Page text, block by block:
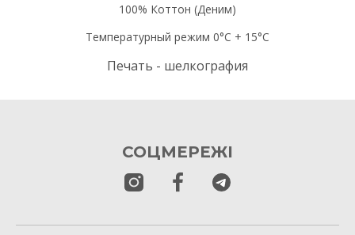
100% Коттон (Деним)
Температурный режим 0°C + 15°C
Печать - шелкография
СОЦМЕРЕЖІ